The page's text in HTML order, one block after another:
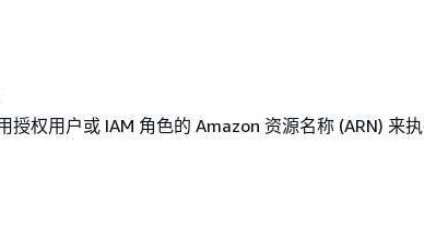
授权用户或 IAM 角色的 Amazon 资源名称 (ARN) 来